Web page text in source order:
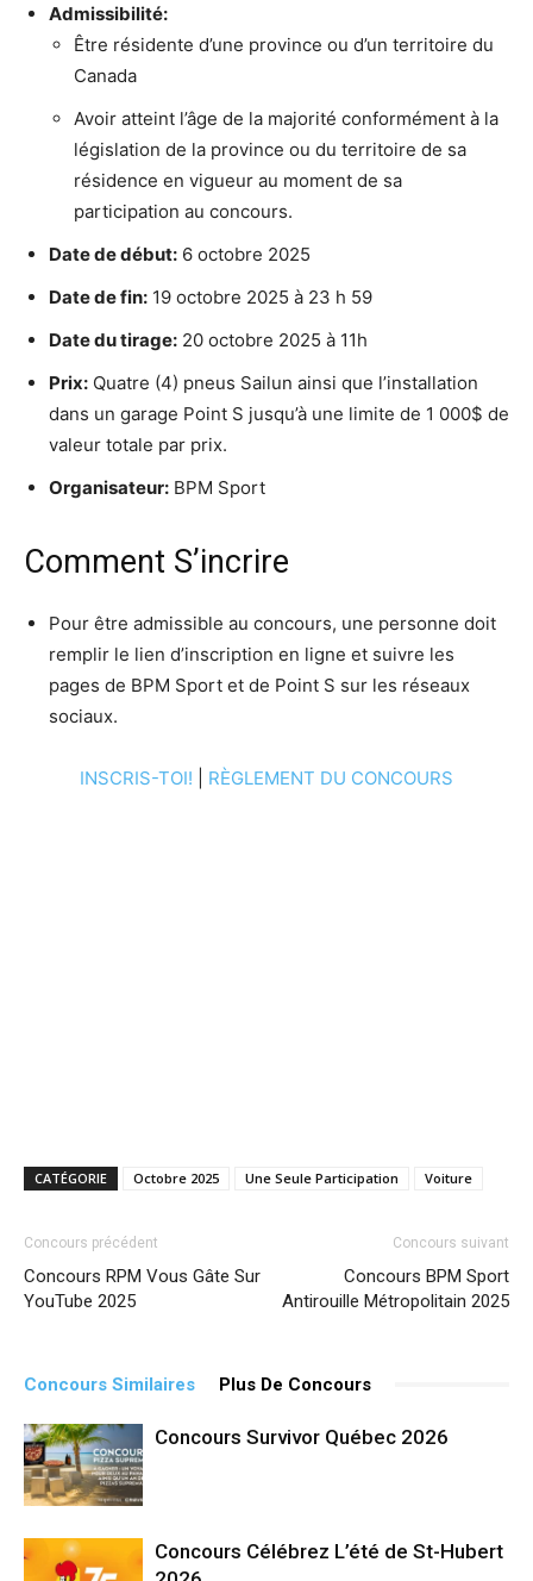
Admissibilité:
Être résidente d’une province ou d’un territoire du
Canada
Avoir atteint l’âge de la majorité conformément à la
législation de la province ou du territoire de sa
résidence en vigueur au moment de sa
participation au concours.
Date de début: 6 octobre 2025
Date de fin: 19 octobre 2025 à 23 h 59
Date du tirage: 20 octobre 2025 à 11h
Prix: Quatre (4) pneus Sailun ainsi que l’installation
dans un garage Point S jusqu’à une limite de 1 000$ de
valeur totale par prix.
Organisateur: BPM Sport
Comment S’incrire
Pour être admissible au concours, une personne doit
remplir le lien d’inscription en ligne et suivre les
pages de BPM Sport et de Point S sur les réseaux
sociaux.
INSCRIS-TOI! RÈGLEMENT DU CONCOURS
CATÉGORIE Octobre 2025 Une Seule Participation Voiture
Concours précédent
Concours RPM Vous Gâte Sur
YouTube 2025
Concours suivant
Concours BPM Sport
Antirouille Métropolitain 2025
Concours Similaires Plus De Concours
Concours Survivor Québec 2026
Concours Célébrez L’été de St-Hubert